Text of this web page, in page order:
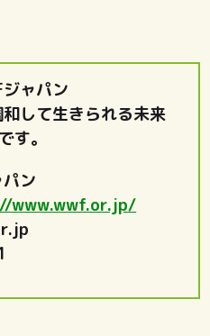
ャパン
して生きられる未来
す。
ン
www.wwf.or.jp/